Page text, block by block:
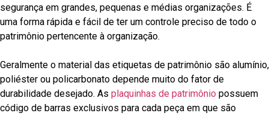
segurança em grandes, pequenas e médias organizações. É
uma forma rápida e fácil de ter um controle preciso de todo o
patrimônio pertencente à organização.
Geralmente o material das etiquetas de patrimônio são alumínio,
poliéster ou policarbonato depende muito do fator de
durabilidade desejado. As plaquinhas de patrimônio possuem
código de barras exclusivos para cada peça em que são